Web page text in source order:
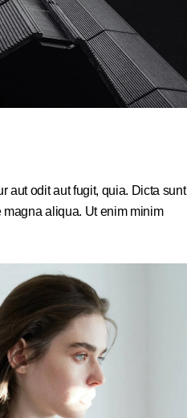
aut odit aut fugit, quia. Dicta sunt
aliqua. Ut enim minim